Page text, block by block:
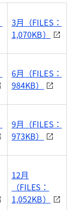
3月（FILES：
1,070KB）
6月（FILES：
984KB）
9月（FILES：
973KB）
12月
（FILES：
1,052KB）